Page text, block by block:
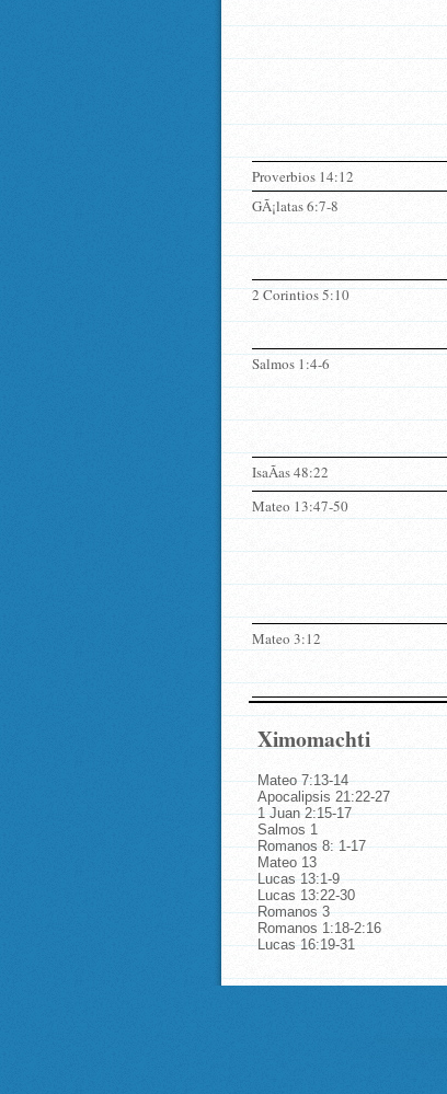
Proverbios 14:12
GÃ¡latas 6:7-8
2 Corintios 5:10
Salmos 1:4-6
IsaÃ­as 48:22
Mateo 13:47-50
Mateo 3:12
Ximomachti
Mateo 7:13-14
Apocalipsis 21:22-27
1 Juan 2:15-17
Salmos 1
Romanos 8: 1-17
Mateo 13
Lucas 13:1-9
Lucas 13:22-30
Romanos 3
Romanos 1:18-2:16
Lucas 16:19-31